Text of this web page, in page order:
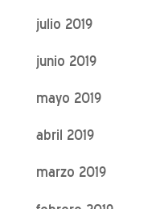
julio 2019
junio 2019
mayo 2019
abril 2019
marzo 2019